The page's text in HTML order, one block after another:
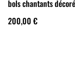
bols chantants
200,00 €